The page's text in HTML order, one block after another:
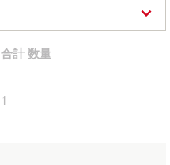
合計 数量
1